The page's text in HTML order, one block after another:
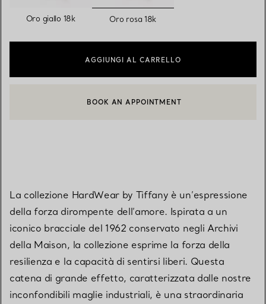
Oro giallo 18k selezionato/i
Oro rosa 18k
AGGIUNGI AL CARRELLO
CONTATTA UN CONSULENTE CLIENTI O PRENOTA UN
BOOK AN APPOINTMENT
La collezione HardWear by Tiffany è un’espressione
della forza dirompente dell’amore. Ispirata a un
iconico bracciale del 1962 conservato negli Archivi
della Maison, la collezione esprime la forza della
resilienza e la capacità di sentirsi liberi. Questa
catena di grande effetto, caratterizzata dalle nostre
inconfondibili maglie industriali, è una straordinaria